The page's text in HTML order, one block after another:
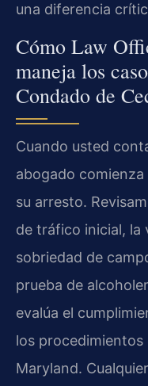
una diferencia
Cómo Law
maneja los
Condado de
Cuando usted
abogado
su arresto.
de tráfico inicial, la
sobriedad de
prueba de
evalúa el
los procedimientos
Maryland.